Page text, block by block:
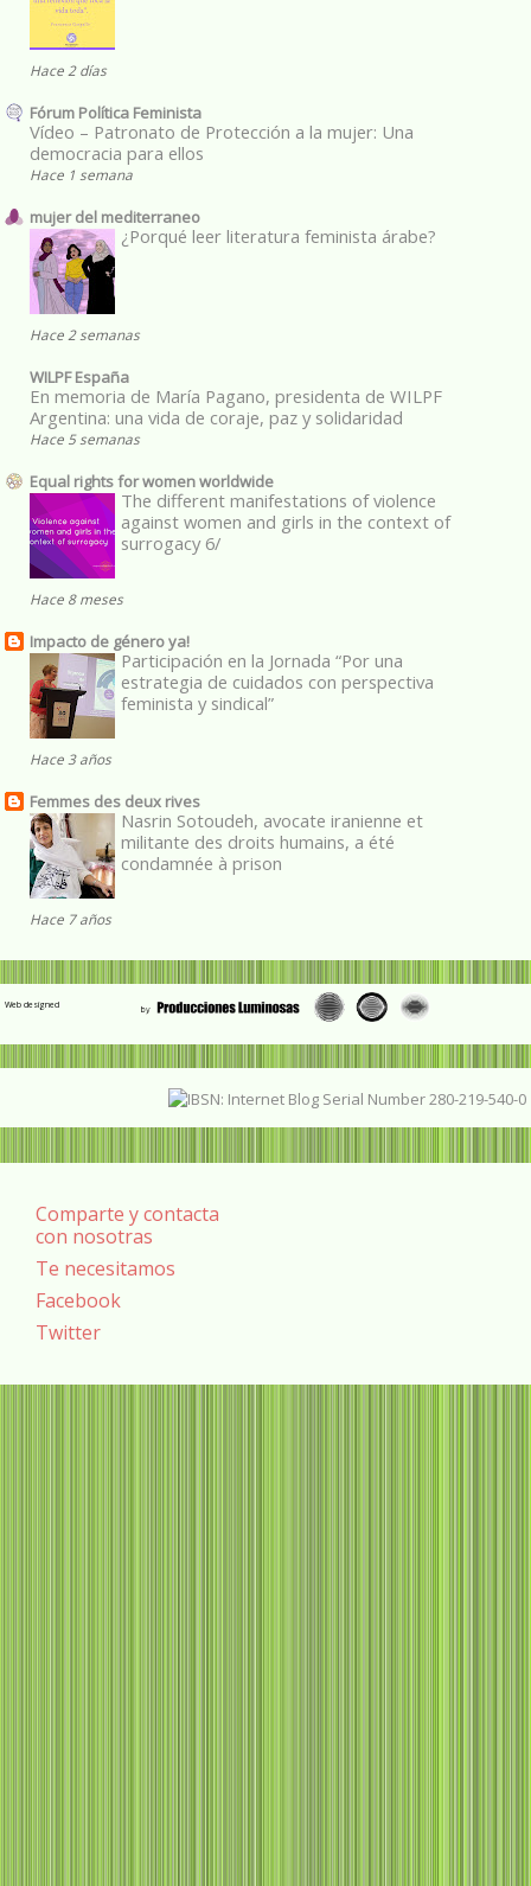
Hace 2 días
Fórum Política Feminista
Vídeo – Patronato de Protección a la mujer: Una
democracia para ellos
Hace 1 semana
mujer del mediterraneo
¿Porqué leer literatura feminista árabe?
Hace 2 semanas
WILPF España
En memoria de María Pagano, presidenta de WILPF
Argentina: una vida de coraje, paz y solidaridad
Hace 5 semanas
Equal rights for women worldwide
The different manifestations of violence
against women and girls in the context of
surrogacy 6/
Hace 8 meses
Impacto de género ya!
Participación en la Jornada “Por una
estrategia de cuidados con perspectiva
feminista y sindical”
Hace 3 años
Femmes des deux rives
Nasrin Sotoudeh, avocate iranienne et
militante des droits humains, a été
condamnée à prison
Hace 7 años
Web designed
Comparte y contacta
con nosotras
Te necesitamos
Facebook
Twitter